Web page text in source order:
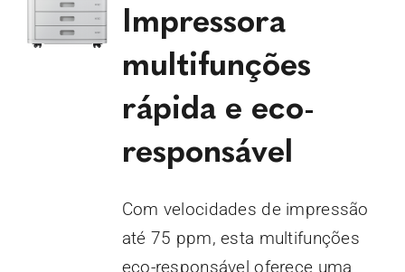
Impressora
multifunções
rápida e eco-
responsável
Com velocidades de impressão
até 75 ppm, esta multifunções
eco-responsável oferece uma